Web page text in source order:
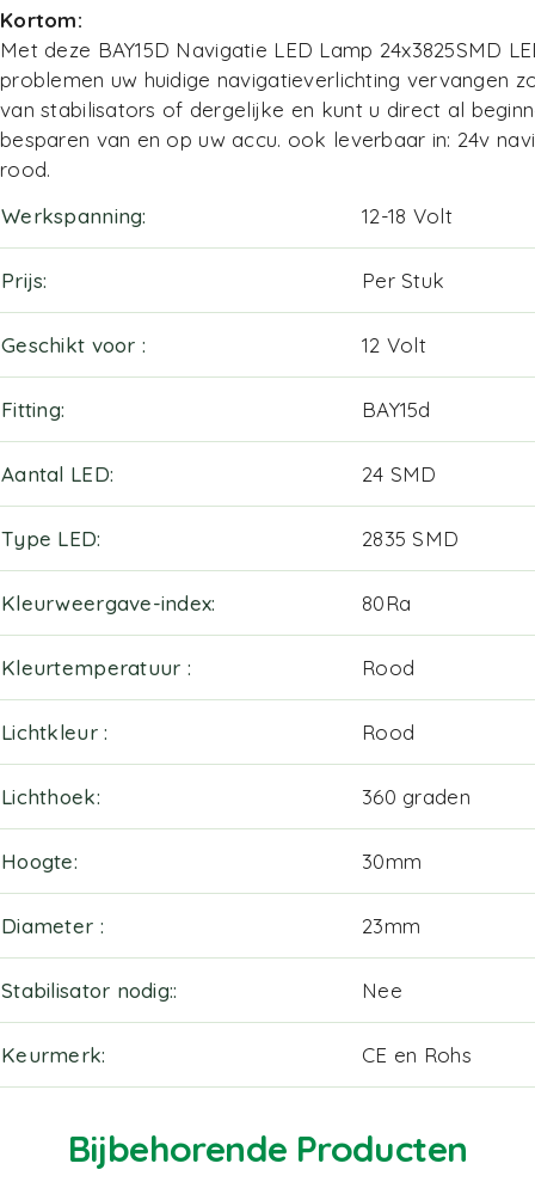
Kortom:
Met deze BAY15D Navigatie LED Lamp 24x3825SMD
problemen uw huidige navigatieverlichting vervangen
van stabilisators of dergelijke en kunt u direct al
besparen van en op uw accu. ook leverbaar in: 24v
rood.
Werkspanning
12-18 Volt
Prijs Per Stuk
Geschikt voor 12 Volt
Fitting BAY15d
Aantal LED 24 SMD
Type LED 2835 SMD
Kleurweergave-index 80Ra
Kleurtemperatuur Rood
Lichtkleur Rood
Lichthoek 360 graden
Hoogte 30mm
Diameter 23mm
Stabilisator nodig: Nee
Keurmerk CE en Rohs
Bijbehorende Producten